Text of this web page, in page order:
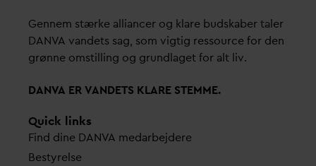
Gennem stærke alliancer og klare budskaber taler
DANVA vandets sag, som vigtig ressource for den
grønne omstilling og grundlaget for alt liv.
DANVA ERVANDETS KLARE STEMME.
Quick links
Find dine DANVA medarbejdere
Bestyrelse